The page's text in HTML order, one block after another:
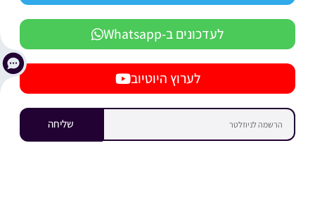
לעדכונים ב-Whatsapp
לערוץ היוטיוב
שליחה